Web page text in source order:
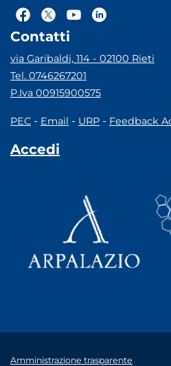
Contatti
via Garibaldi, 114 - 02100 Rieti
Tel. 0746267201
P.Iva 00915900575
PEC - Email - URP - Feedback
Accedi
Amministrazione trasparente